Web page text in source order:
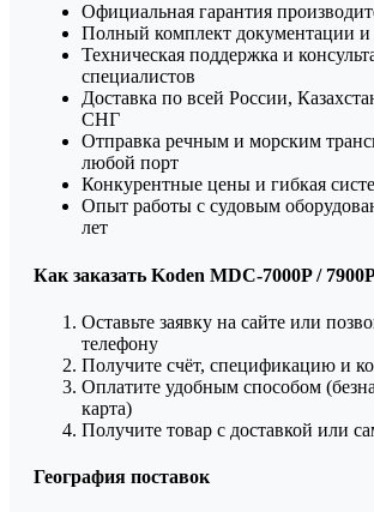
Официальная гарантия
Полный комплект документации и
Техническая поддержка и
специалистов
Доставка по всей России,
СНГ
Отправка речным и морским
любой порт
Конкурентные цены и гибкая
Опыт работы с судовым
лет
Как заказать Koden MDC-7000P /
Оставьте заявку на сайте или
телефону
Получите счёт, спецификацию и
Оплатите удобным способом
карта)
Получите товар с доставкой или
География поставок